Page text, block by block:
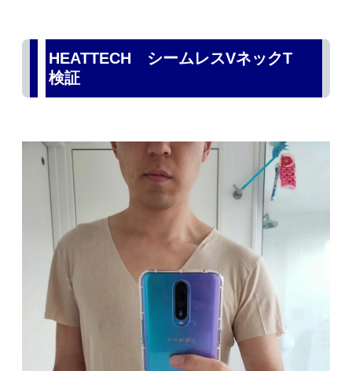
HEATTECH シームレスVネックT
検証